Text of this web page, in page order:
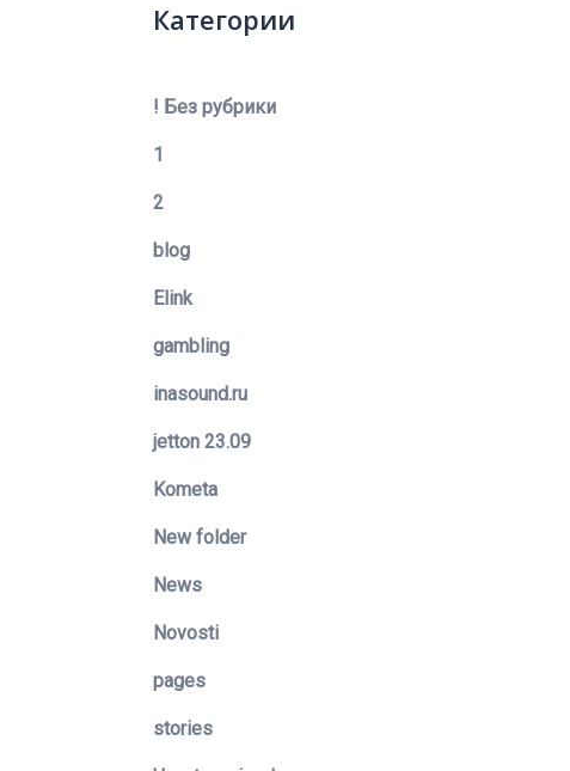
Категории
! Без рубрики
1
2
blog
Elink
gambling
inasound.ru
jetton 23.09
Kometa
New folder
News
Novosti
pages
stories